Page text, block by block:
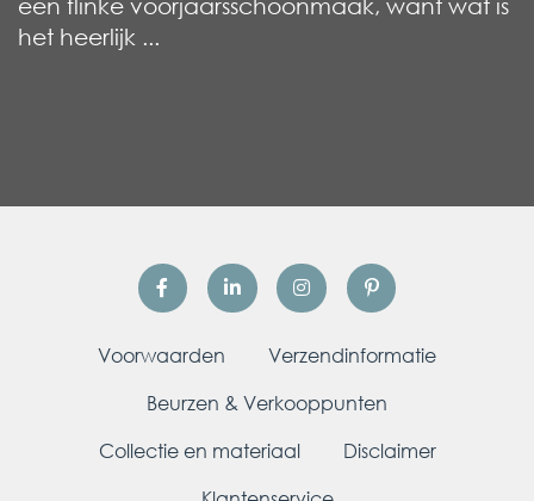
het heerlijk ...
Voorwaarden
Verzendinformatie
Beurzen & Verkooppunten
Collectie en materiaal
Disclaimer